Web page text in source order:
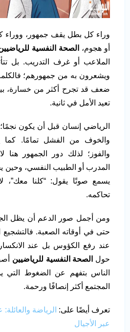
وراء كل بطل يقف جمهور،
أو هجوم،
الصحة النفسية
الملاعب أو غرف التدريب. بل
ويشعرون به من جمهورهم؛
ضعف قد تجرح أكثر من خسارة،
تعيد الأمل في ثانية.
الرياضي إنسان قبل أن يكون
والخوف من الفشل تمامًا.
والفوز؛ لذلك دور الجمهور هنا
المدرب أو الطبيب النفسي، وحين
يسمع صوتًا يقول: “كلنا معك”،
تحاكمه.
ومن أجمل صور الدعم أن يظل
حتى في أوقاته الصعبة.
عند رفع الكؤوس بل عند
حول
الصحة النفسية للرياضيين
الناس بتفهم عن الضغوط التي
المجتمع أكثر إنصافًا ورحمة.
تعرف أيضًا على: الرياضة
عبر الأجيال